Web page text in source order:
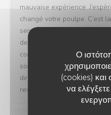
Ο
(cookies) και
να
mauvaise expérience.
changé votre poulpe. C’est
semaine dernière il manquait
depuis tout est rentré dans
comprends pas car tout nos
sont très bien conservés au
dire madame ! Bref
reviendrez. Bien à vous,